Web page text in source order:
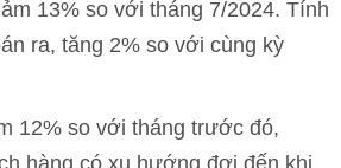
13% so với tháng 7/2024. Tính
ra, tăng 2% so với cùng kỳ
12% so với tháng trước đó,
hàng có xu hướng đợi đến khi